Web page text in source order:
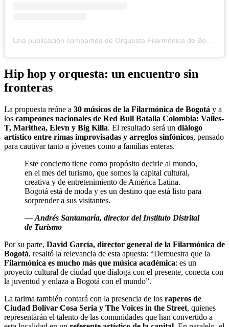
Hip hop y orquesta: un encuentro sin
fronteras
La propuesta reúne a 30 músicos de la Filarmónica de Bogotá y a
los campeones nacionales de Red Bull Batalla Colombia: Valles-
T, Marithea, Elevn y Big Killa. El resultado será un diálogo
artístico entre rimas improvisadas y arreglos sinfónicos, pensado
para cautivar tanto a jóvenes como a familias enteras.
Este concierto tiene como propósito decirle al mundo,
en el mes del turismo, que somos la capital cultural,
creativa y de entretenimiento de América Latina.
Bogotá está de moda y es un destino que está listo para
sorprender a sus visitantes.
—Andrés Santamaría, director del Instituto Distrital
de Turismo
Por su parte, David García, director general de la Filarmónica de
Bogotá, resaltó la relevancia de esta apuesta: “Demuestra que la
Filarmónica es mucho más que música académica: es un
proyecto cultural de ciudad que dialoga con el presente, conecta con
la juventud y enlaza a Bogotá con el mundo”.
La tarima también contará con la presencia de los raperos de
Ciudad Bolívar Cosa Seria y The Voices in the Street, quienes
representarán el talento de las comunidades que han convertido a